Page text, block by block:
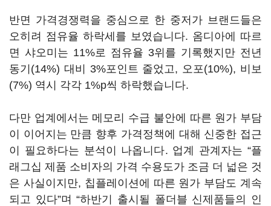
반면 가격경쟁력을 중심으로 한 중저가 브랜드들은
오히려 점유율 하락세를 보였습니다. 옴디아에 따르
면 샤오미는 11%로 점유율 3위를 기록했지만 전년
동기(14%) 대비 3%포인트 줄었고, 오포(10%), 비보
(7%) 역시 각각 1%p씩 하락했습니다.
다만 업계에서는 메모리 수급 불안에 따른 원가 부담
이 이어지는 만큼 향후 가격정책에 대해 신중한 접근
이 필요하다는 분석이 나옵니다. 업계 관계자는 “플
래그십 제품 소비자의 가격 수용도가 조금 더 넓은 것
은 사실이지만, 칩플레이션에 따른 원가 부담도 계속
되고 있다”며 “하반기 출시될 폴더블 신제품들의 인